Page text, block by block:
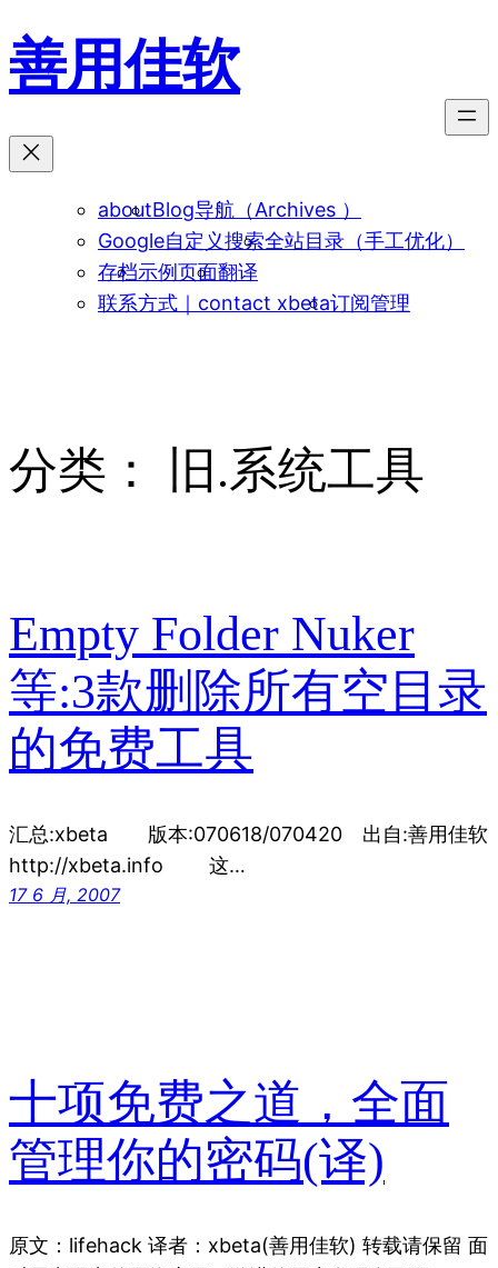
至
内
善用佳软
aboutBlog导航（Archives ）
Google自定义搜索全站目录（手工优化）
存档示例页面翻译
联系方式｜contact xbeta订阅管理
分类： 旧.系统工具
Empty Folder Nuker
等:3款删除所有空目录
的免费工具
汇总:xbeta 版本:070618/070420 出自:善用佳软
http://xbeta.info 这…
17 6 月, 2007
十项免费之道，全面
管理你的密码(译)
原文：lifehack 译者：xbeta(善用佳软) 转载请保留 面